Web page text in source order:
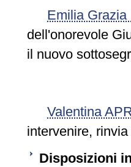
Emilia
dell'onorevole
il nuovo
Valentina
intervenire,
Disposizioni